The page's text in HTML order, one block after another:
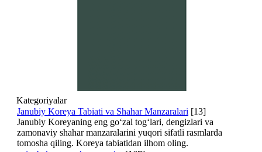
Kategoriyalar
Janubiy Koreya Tabiati va Shahar Manzaralari [13]
Janubiy Koreyaning eng go‘zal tog‘lari, dengizlari va
zamonaviy shahar manzaralarini yuqori sifatli rasmlarda
tomosha qiling. Koreya tabiatidan ilhom oling.